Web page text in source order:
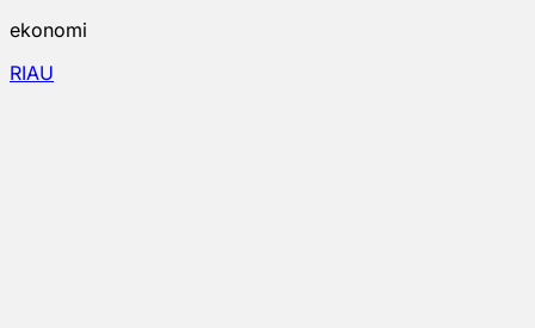
ekonomi
RIAU